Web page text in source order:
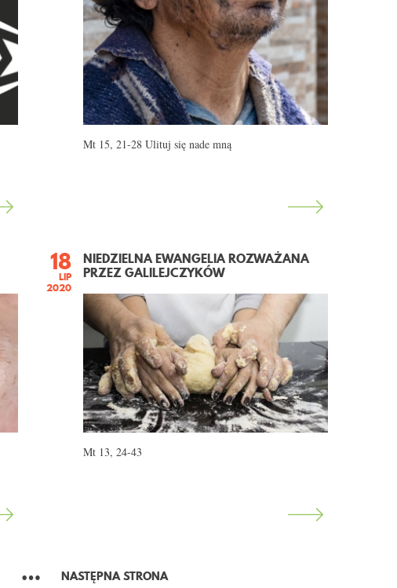
Mt 15, 21-28 Ulituj się nade mną
18
LIP
2020
NIEDZIELNA EWANGELIA ROZWAŻANA
PRZEZ GALILEJCZYKÓW
Mt 13, 24-43
… NASTĘPNA STRONA